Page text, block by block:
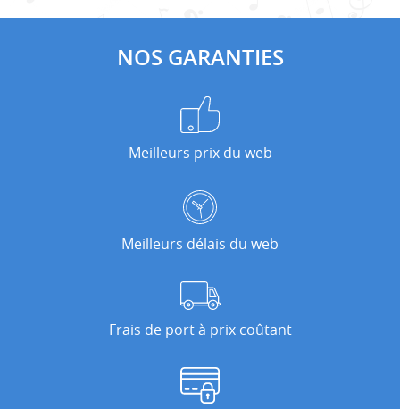
NOS GARANTIES
Meilleurs prix du web
Meilleurs délais du web
Frais de port à prix coûtant